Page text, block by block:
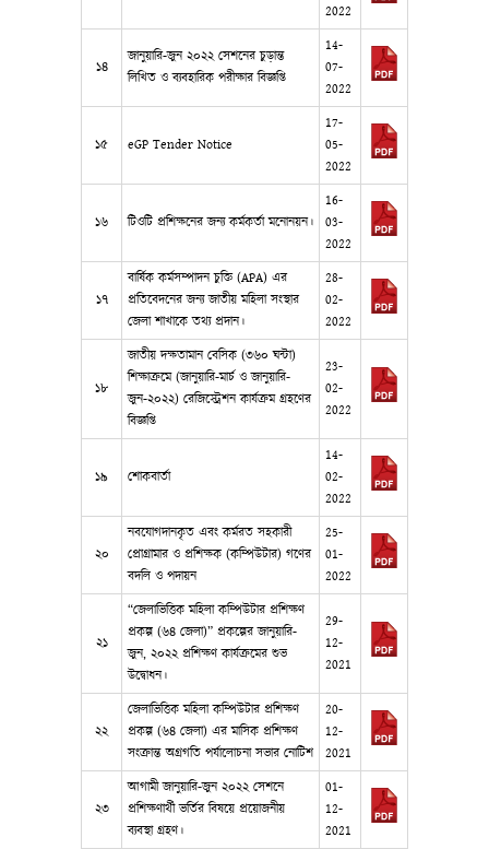
2022
১৪
জানুয়ারি-জুন ২০২২ সেশনের চুড়ান্ত
লিখিত ও ব্যবহারিক পরীক্ষার বিজ্ঞপ্তি
14-
07-
2022
১৫ eGP Tender Notice
17-
05-
2022
১৬ টিওটি প্রশিক্ষনের জন্য কর্মকর্তা মনোনয়ন।
16-
03-
2022
১৭
বার্ষিক কর্মসম্পাদন চুক্তি (APA) এর
প্রতিবেদনের জন্য জাতীয় মহিলা সংস্থার
জেলা শাখাকে তথ্য প্রদান।
28-
02-
2022
১৮
জাতীয় দক্ষতামান বেসিক (৩৬০ ঘন্টা)
শিক্ষাক্রমে (জানুয়ারি-মার্চ ও জানুয়ারি-
জুন-২০২২) রেজিস্ট্রেশন কার্যক্রম গ্রহণের
বিজ্ঞপ্তি
23-
02-
2022
১৯ শোকবার্তা
14-
02-
2022
২০
নবযোগদানকৃত এবং কর্মরত সহকারী
প্রোগ্রামার ও প্রশিক্ষক (কম্পিউটার) গণের
বদলি ও পদায়ন
25-
01-
2022
২১
“জেলাভিত্তিক মহিলা কম্পিউটার প্রশিক্ষণ
প্রকল্প (৬৪ জেলা)” প্রকল্পের জানুয়ারি-
জুন, ২০২২ প্রশিক্ষণ কার্যক্রমের শুভ
উদ্বোধন।
29-
12-
2021
২২
জেলাভিত্তিক মহিলা কম্পিউটার প্রশিক্ষণ
প্রকল্প (৬৪ জেলা) এর মাসিক প্রশিক্ষণ
সংক্রান্ত অগ্রগতি পর্যালোচনা সভার নোটিশ
20-
12-
2021
২৩
আগামী জানুয়ারি-জুন ২০২২ সেশনে
প্রশিক্ষণার্থী ভর্তির বিষয়ে প্রয়োজনীয়
ব্যবস্থা গ্রহণ।
01-
12-
2021